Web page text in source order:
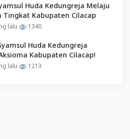
Huda Kedungreja Melaju
Tingkat Kabupaten Cilacap
lalu 1340
Huda Kedungreja
Kabupaten Cilacap!
lalu 1213